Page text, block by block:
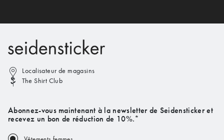
Localisateur de magasins
The Shirt Club
Abonnez-vous maintenant à la newsletter de Seidensticker et
recevez un bon de réduction de 10%.*